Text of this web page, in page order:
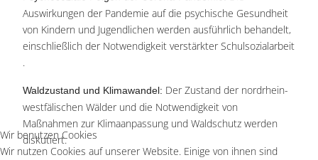
Auswirkungen der Pandemie auf die psychische Gesundheit
von Kindern und Jugendlichen werden ausführlich behandelt,
einschließlich der Notwendigkeit verstärkter Schulsozialarbeit​
.
Waldzustand und Klimawandel: Der Zustand der nordrhein-
westfälischen Wälder und die Notwendigkeit von
Maßnahmen zur Klimaanpassung und Waldschutz werden
diskutiert​.
Wir benutzen Cookies
Wir nutzen Cookies auf unserer Website. Einige von ihnen sind